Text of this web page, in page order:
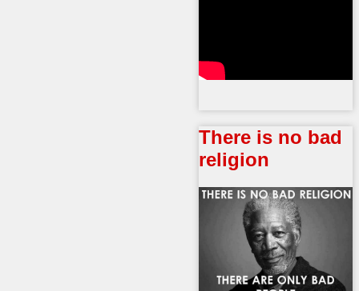
There is no bad
religion